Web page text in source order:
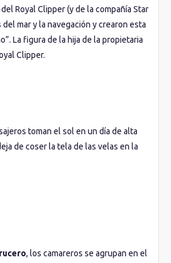
Royal Clipper (y de la compañía Star
mar y la navegación y crearon esta
La figura de la hija de la propietaria
Clipper.
toman el sol en un día de alta
de coser la tela de las velas en la
, los camareros se agrupan en el